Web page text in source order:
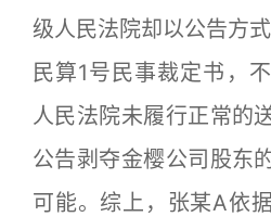
级人民法院却以公告方
民算1号民事裁定书，
人民法院未履行正常的
公告剥夺金樱公司股东
可能。综上，张某A依